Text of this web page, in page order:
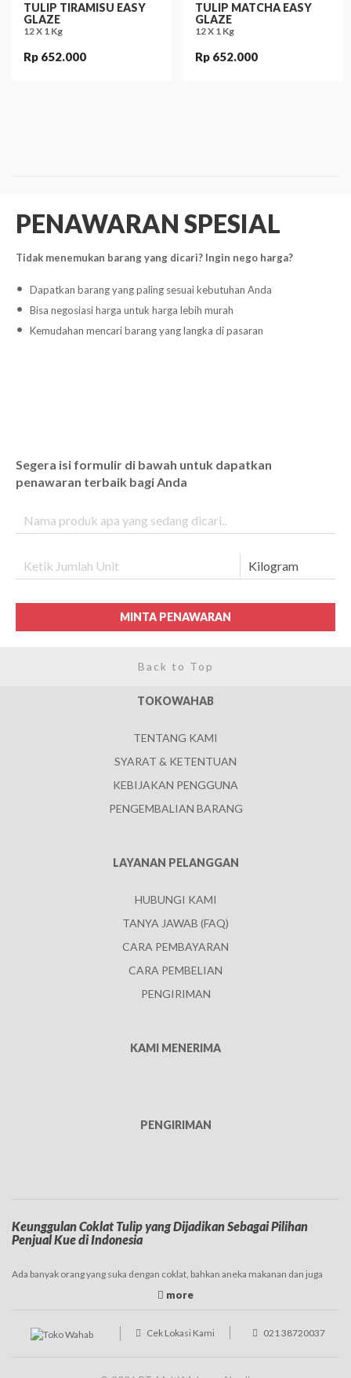
TULIP TIRAMISU EASY
GLAZE
12 X 1 Kg
Rp 652.000
TULIP MATCHA EASY
GLAZE
12 X 1 Kg
Rp 652.000
PENAWARAN SPESIAL
Tidak menemukan barang yang dicari? Ingin nego harga?
Dapatkan barang yang paling sesuai kebutuhan Anda
Bisa negosiasi harga untuk harga lebih murah
Kemudahan mencari barang yang langka di pasaran
Segera isi formulir di bawah untuk dapatkan
penawaran terbaik bagi Anda
MINTA PENAWARAN
Back to Top
TOKOWAHAB
TENTANG KAMI
SYARAT & KETENTUAN
KEBIJAKAN PENGGUNA
PENGEMBALIAN BARANG
LAYANAN PELANGGAN
HUBUNGI KAMI
TANYA JAWAB (FAQ)
CARA PEMBAYARAN
CARA PEMBELIAN
PENGIRIMAN
KAMI MENERIMA
PENGIRIMAN
Keunggulan Coklat Tulip yang Dijadikan Sebagai Pilihan
Penjual Kue di Indonesia
Ada banyak orang yang suka dengan coklat, bahkan aneka makanan dan juga
masak atau siap pakai, diantaranya adalah coklat
ini dipasaran juga relatif terjangkau dibandingkan dengan merk yang lainnya,
variannya sendiri banyak ada dark coklat, coklat couventure, dan masih banyak
Cek Lokasi Kami 021 38720037